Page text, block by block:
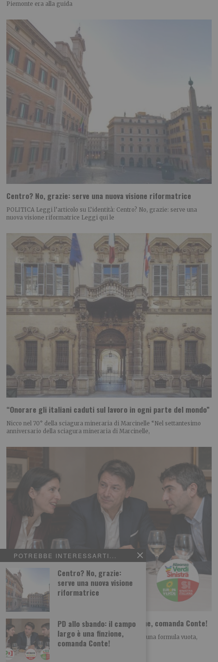
POTREBBE INTERESSARTI...
Centro? No, grazie:
serve una nuova visione
riformatrice
PD allo sbando: il campo
largo è una finzione,
comanda Conte!
Piemonte era alla guida
Centro? No, grazie: serve una nuova visione riformatrice
POLITICA Leggi l’articolo su L’identità: Centro? No, grazie: serve una
nuova visione riformatrice Leggi qui le
“Onorare gli italiani caduti sul lavoro in ogni parte del mondo”
Nicco nel 70° della sciagura mineraria di Marcinelle “Nel settantesimo
anniversario della sciagura mineraria di Marcinelle,
PD allo sbando: il campo largo è una finzione, comanda Conte!
Il “campo largo” si sta rivelando per quello che è: una formula vuota,
buona per